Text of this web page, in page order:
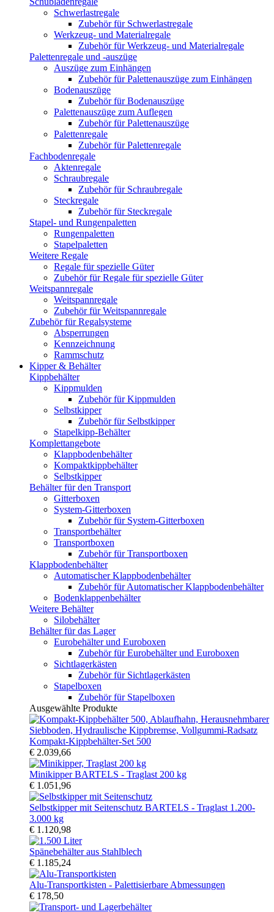
Schwerlastregale
Zubehör für Schwerlastregale
Werkzeug- und Materialregale
Zubehör für Werkzeug- und Materialregale
Palettenregale und -auszüge
Auszüge zum Einhängen
Zubehör für Palettenauszüge zum Einhängen
Bodenauszüge
Zubehör für Bodenauszüge
Palettenauszüge zum Auflegen
Zubehör für Palettenauszüge
Palettenregale
Zubehör für Palettenregale
Fachbodenregale
Aktenregale
Schraubregale
Zubehör für Schraubregale
Steckregale
Zubehör für Steckregale
Stapel- und Rungenpaletten
Rungenpaletten
Stapelpaletten
Weitere Regale
Regale für spezielle Güter
Zubehör für Regale für spezielle Güter
Weitspannregale
Weitspannregale
Zubehör für Weitspannregale
Zubehör für Regalsysteme
Absperrungen
Kennzeichnung
Rammschutz
Kipper & Behälter
Kippbehälter
Kippmulden
Zubehör für Kippmulden
Selbstkipper
Zubehör für Selbstkipper
Stapelkipp-Behälter
Komplettangebote
Klappbodenbehälter
Kompaktkippbehälter
Selbstkipper
Behälter für den Transport
Gitterboxen
System-Gitterboxen
Zubehör für System-Gitterboxen
Transportbehälter
Transportboxen
Zubehör für Transportboxen
Klappbodenbehälter
Automatischer Klappbodenbehälter
Zubehör für Automatischer Klappbodenbehälter
Bodenklappenbehälter
Weitere Behälter
Silobehälter
Behälter für das Lager
Eurobehälter und Euroboxen
Zubehör für Eurobehälter und Euroboxen
Sichtlagerkästen
Zubehör für Sichtlagerkästen
Stapelboxen
Zubehör für Stapelboxen
Ausgewählte Produkte
Kompakt-Kippbehälter-Set 500
€ 2.039,66
Minikipper BARTELS - Traglast 200 kg
€ 1.051,96
Selbstkipper mit Seitenschutz BARTELS - Traglast 1.200-
3.000 kg
€ 1.120,98
Spänebehälter aus Stahlblech
€ 1.185,24
Alu-Transportkisten - Palettisierbare Abmessungen
€ 178,50